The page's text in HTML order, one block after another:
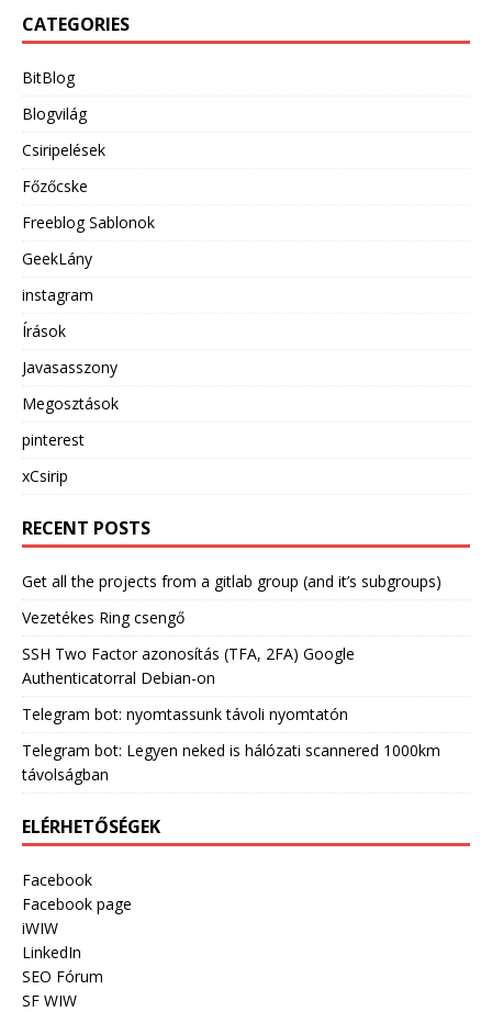
CATEGORIES
BitBlog
Blogvilág
Csiripelések
Főzőcske
Freeblog Sablonok
GeekLány
instagram
Írások
Javasasszony
Megosztások
pinterest
xCsirip
RECENT POSTS
Get all the projects from a gitlab group (and it’s subgroups)
Vezetékes Ring csengő
SSH Two Factor azonosítás (TFA, 2FA) Google
Authenticatorral Debian-on
Telegram bot: nyomtassunk távoli nyomtatón
Telegram bot: Legyen neked is hálózati scannered 1000km
távolságban
ELÉRHETŐSÉGEK
Facebook
Facebook page
iWIW
LinkedIn
SEO Fórum
SF WIW